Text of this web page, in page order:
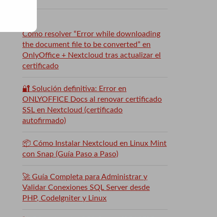
Cómo resolver “Error while downloading
the document file to be converted” en
OnlyOffice + Nextcloud tras actualizar el
certificado
🔐 Solución definitiva: Error en
ONLYOFFICE Docs al renovar certificado
SSL en Nextcloud (certificado
autofirmado)
📦 Cómo Instalar Nextcloud en Linux Mint
con Snap (Guía Paso a Paso)
🚀 Guía Completa para Administrar y
Validar Conexiones SQL Server desde
PHP, CodeIgniter y Linux